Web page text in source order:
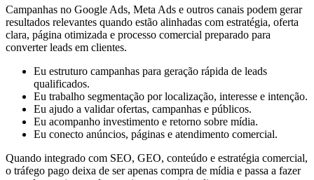
Campanhas no Google Ads, Meta Ads e outros canais podem gerar
resultados relevantes quando estão alinhadas com estratégia, oferta
clara, página otimizada e processo comercial preparado para
converter leads em clientes.
Eu estruturo campanhas para geração rápida de leads
qualificados.
Eu trabalho segmentação por localização, interesse e intenção.
Eu ajudo a validar ofertas, campanhas e públicos.
Eu acompanho investimento e retorno sobre mídia.
Eu conecto anúncios, páginas e atendimento comercial.
Quando integrado com SEO, GEO, conteúdo e estratégia comercial,
o tráfego pago deixa de ser apenas compra de mídia e passa a fazer